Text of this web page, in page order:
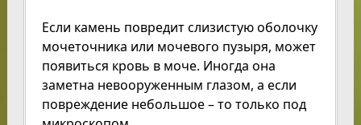
Если камень повредит слизистую оболочку
мочеточника или мочевого пузыря, может
появиться кровь в моче. Иногда она
заметна невооруженным глазом, а если
повреждение небольшое – то только под